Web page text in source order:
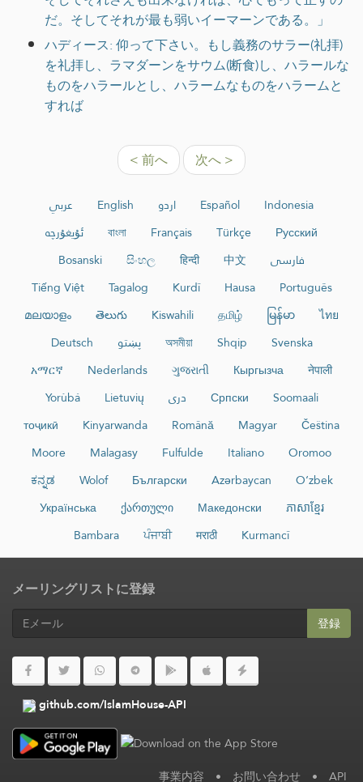
だ。そしてそれが最も弱いイーマーンである。」
ハディース: 仰って下さい。もし義務のサラー(礼拝)
を礼拝し、ラマダーンをサウム(断食)し、ハラールな
ものをハラールとし、ハラームなものをハラームと
すれば
< 前へ 次へ >
عربي English اردو Español
Indonesia
ئۇيغۇرچە
বাংলা Français Türkçe
Русский
Bosanski
සිංහල हिन्दी 中文
فارسی
Tiếng Việt
Tagalog Kurdî Hausa
Português
മലയാളം
తెలుగు Kiswahili தமிழ் မြန်မာ
ไทย
Deutsch
پښتو অসমীয়া Shqip
Svenska
አማርኛ
Nederlands ગુજરાતી Кыргызча
नेपाली
Yorùbá
Lietuvių دری Српски
Soomaali
тоҷикӣ
Kinyarwanda Română Magyar
Čeština
Moore
Malagasy Fulfulde Italiano
Oromoo
ಕನ್ನಡ
Wolof Български Azərbaycan
O‘zbek
Українська
ქართული Македонски
ភាសាខ្មែរ
Bambara
ਪੰਜਾਬੀ मराठी Kurmancî
メーリングリストに登録
登録
github.com/IslamHouse-API
事業内容 • お問い合わせ • API